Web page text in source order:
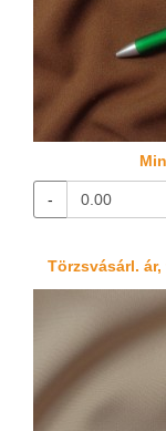
-
Törzsvásárl.